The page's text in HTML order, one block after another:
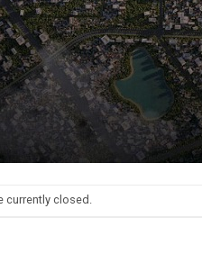
closed.